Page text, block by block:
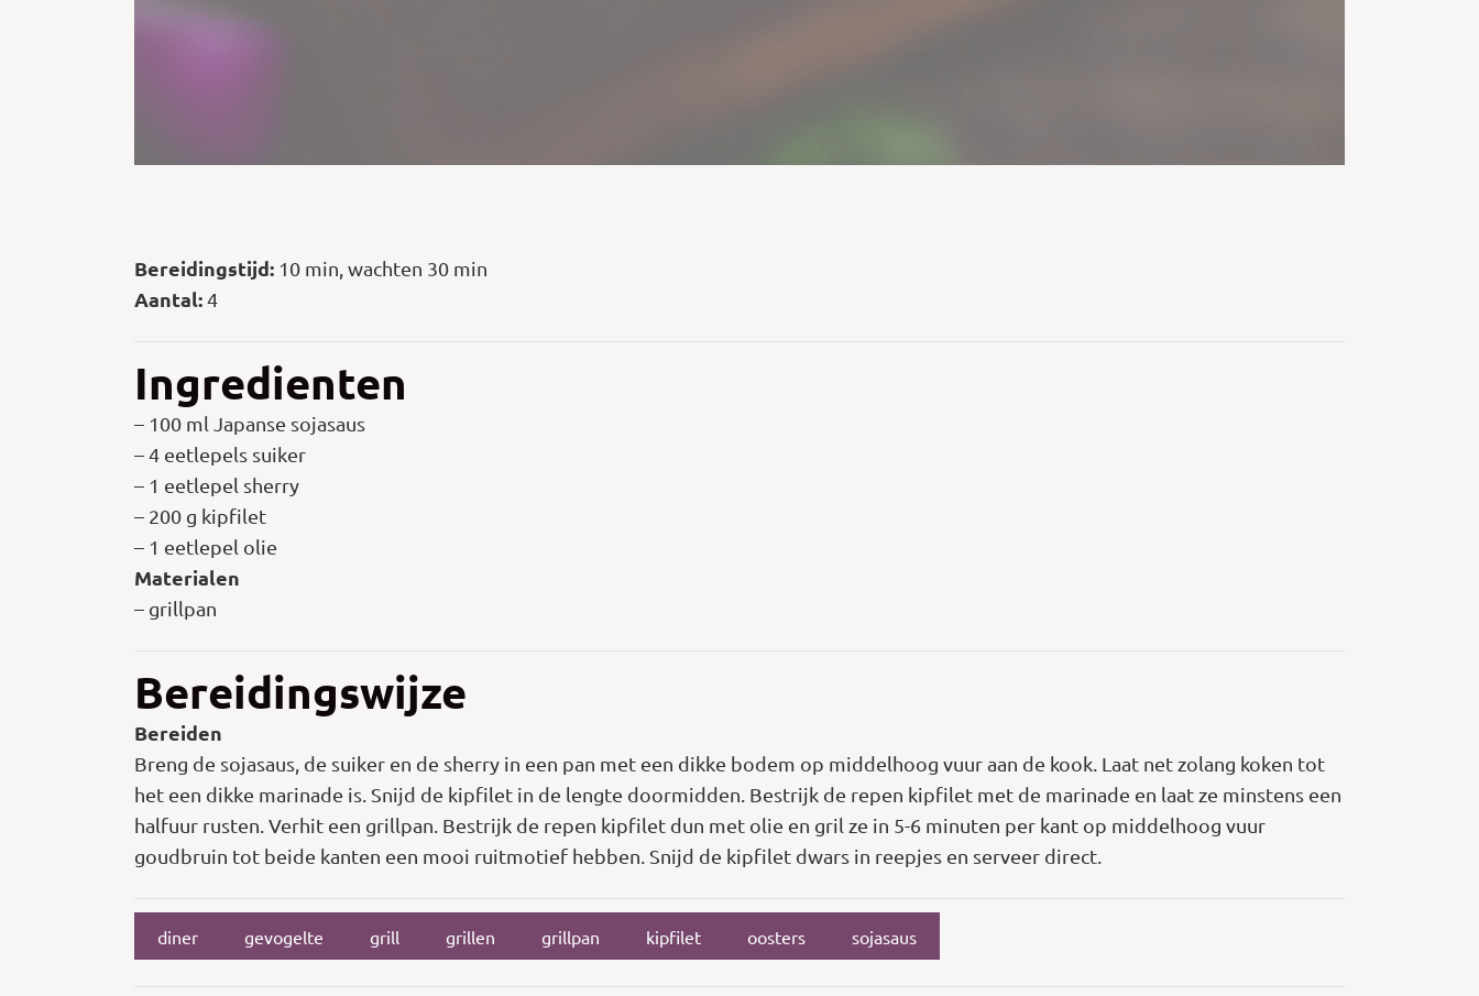
Bereidingstijd: 10 min, wachten 30 min
Aantal:4
Ingredienten
– 100 ml Japanse sojasaus
– 4 eetlepels suiker
– 1 eetlepel sherry
– 200 g kipfilet
– 1 eetlepel olie
Materialen
– grillpan
Bereidingswijze
Bereiden
Breng de sojasaus, de suiker en de sherry in een pan met een dikke bodem op middelhoog vuur aan de kook. Laat net zolang koken tot
het een dikke marinade is. Snijd de kipfilet in de lengte doormidden. Bestrijk de repen kipfilet met de marinade en laat ze minstens een
halfuur rusten. Verhit een grillpan. Bestrijk de repen kipfilet dun met olie en gril ze in 5-6 minuten per kant op middelhoog vuur
goudbruin tot beide kanten een mooi ruitmotief hebben. Snijd de kipfilet dwars in reepjes en serveer direct.
diner gevogelte grill grillen grillpan kipfilet oosters sojasaus